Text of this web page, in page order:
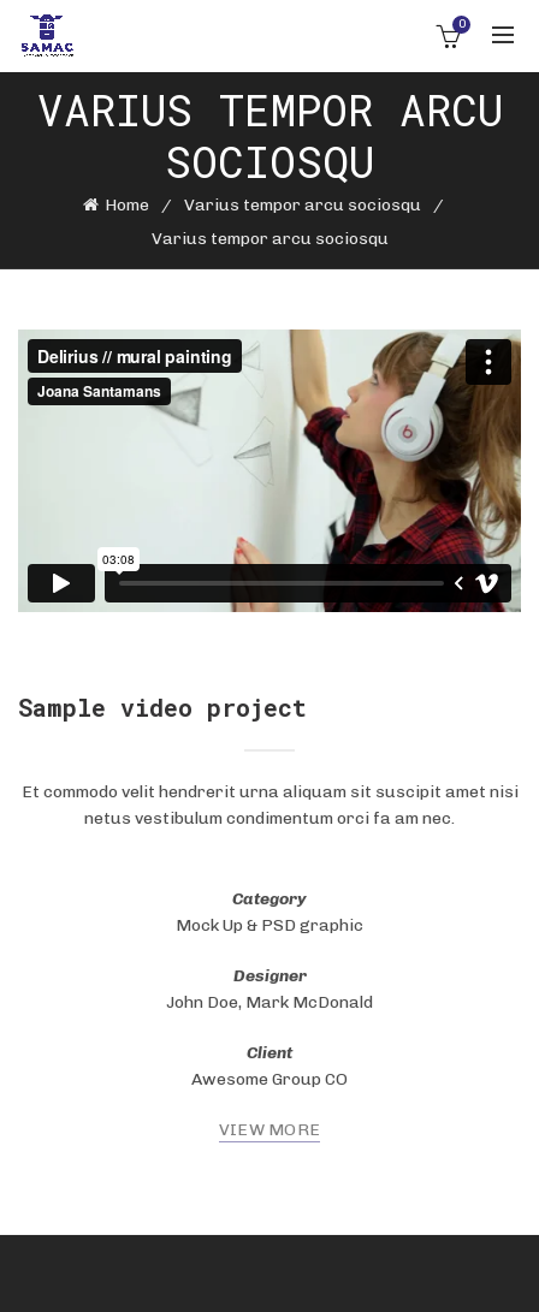
0
VARIUS TEMPOR ARCU
SOCIOSQU
Home
Varius tempor arcu sociosqu
Varius tempor arcu sociosqu
Sample video project
Et commodo velit hendrerit urna aliquam sit suscipit amet nisi
netus vestibulum condimentum orci fa am nec.
Category
Mock Up & PSD graphic
Designer
John Doe, Mark McDonald
Client
Awesome Group CO
VIEW MORE